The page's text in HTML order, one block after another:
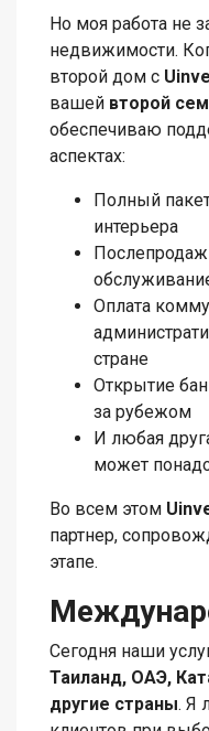
Но моя работа не
недвижимости.
второй дом с
вашей второй
обеспечиваю
аспектах:
Полный
интерьера
Оплата
стране
Открытие
за рубежом
И любая
может
Во всем этом
партнер,
этапе.
Сегодня наши
Таиланд, ОАЭ,
другие страны. Я